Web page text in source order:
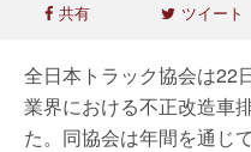
共有 ツイート
全日本トラック協会は22
業界における不正改造車
た。同協会は年間を通じ